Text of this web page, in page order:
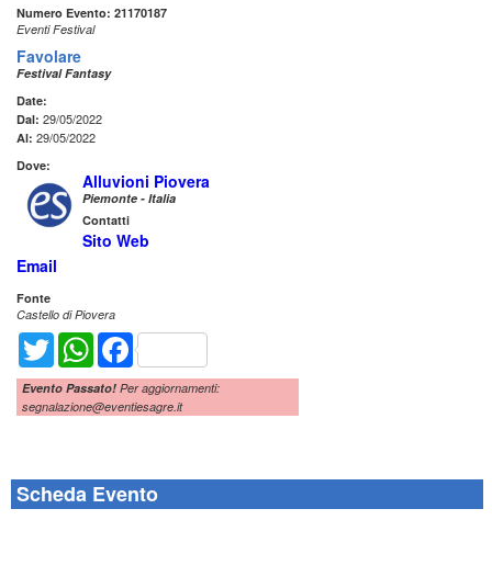
Numero Evento: 21170187
Eventi Festival
Favolare
Festival Fantasy
Date:
Dal: 29/05/2022
Al: 29/05/2022
Dove:
Alluvioni Piovera
Piemonte - Italia
Contatti
Sito Web
Email
Fonte
Castello di Piovera
Twitter WhatsAppFacebook
Evento Passato! Per aggiornamenti:
segnalazione@eventiesagre.it
Scheda Evento